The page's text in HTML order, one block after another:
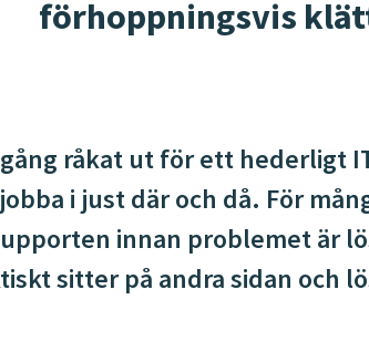
förhoppningsvis
råkat ut för ett hederligt
i just där och då. För
innan problemet är
sitter på andra sidan och